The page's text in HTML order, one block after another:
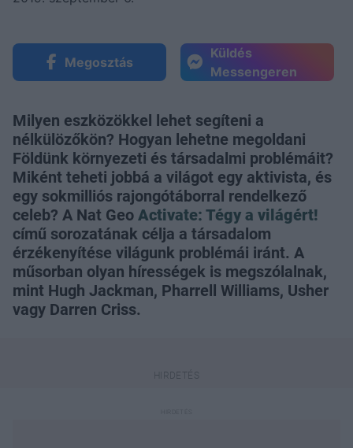
Megosztás
Küldés
Messengeren
Milyen eszközökkel lehet segíteni a
nélkülözőkön? Hogyan lehetne megoldani
Földünk környezeti és társadalmi problémáit?
Miként teheti jobbá a világot egy aktivista, és
egy sokmilliós rajongótáborral rendelkező
celeb? A Nat Geo Activate: Tégy a világért!
című sorozatának célja a társadalom
érzékenyítése világunk problémái iránt. A
műsorban olyan hírességek is megszólalnak,
mint Hugh Jackman, Pharrell Williams, Usher
vagy Darren Criss.